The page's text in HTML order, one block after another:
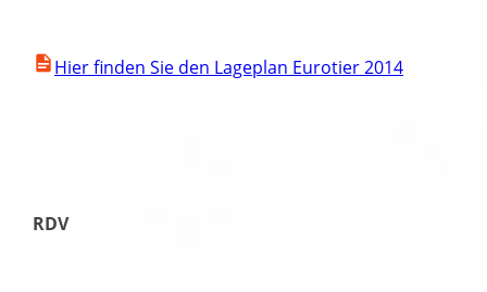
Hier finden Sie den Lageplan Eurotier 2014
RDV